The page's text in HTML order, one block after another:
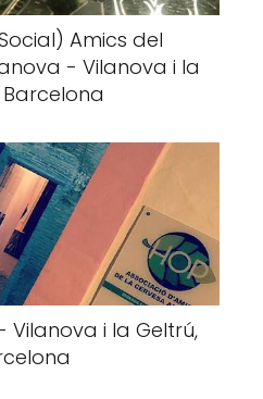
Amics del
- Vilanova i la
Vilanova i la Geltrú,